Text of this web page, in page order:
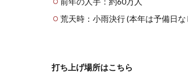
荒天時：小雨決行 (本年は予備日な
打ち上げ場所はこちら